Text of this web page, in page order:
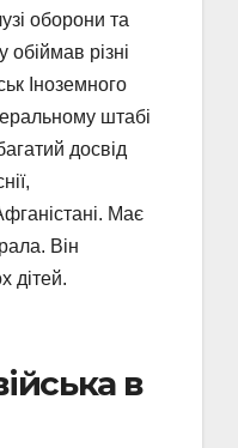
оборони та
обіймав різні
Іноземного
штабі
досвід
Має
Він
дітей.
в